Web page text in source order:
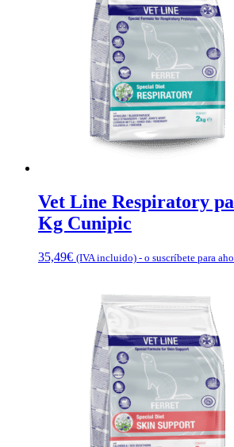
Vet Line Respiratory
Kg Cunipic
35,49€ (IVA incluido) - o suscríbete para